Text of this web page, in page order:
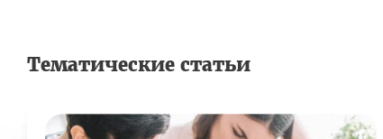
Тематические статьи